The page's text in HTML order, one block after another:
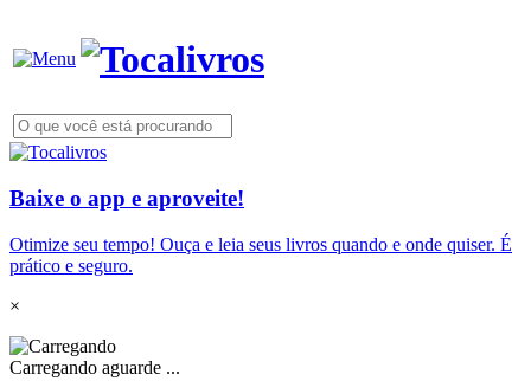
Baixe o app e aproveite!
Otimize seu tempo! Ouça e leia seus livros quando e onde quiser. É
prático e seguro.
×
Carregando aguarde ...